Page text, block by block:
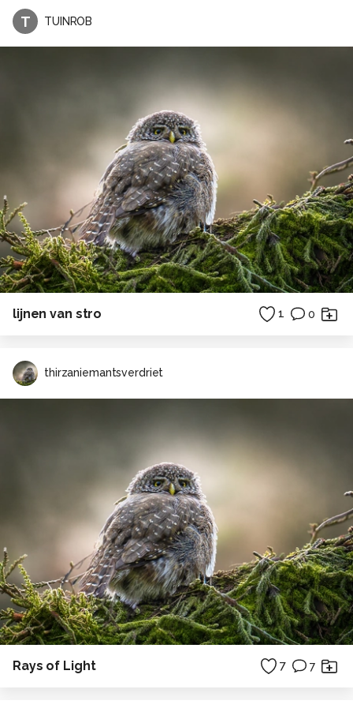
T TUINROB
lijnen van stro 1 0
thirzaniemantsverdriet
Rays of Light 7 7